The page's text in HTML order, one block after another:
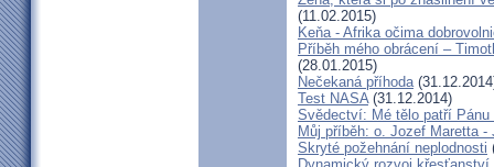
(11.02.2015)
Keňa - Afrika očima
Příběh mého obrácení –
(28.01.2015)
Nečekaná příhoda
Test NASA(31.12.2014)
Svědectví: Mé tělo patří
Můj příběh: o. Jozef Maretta
Skryté požehnání neplodnosti